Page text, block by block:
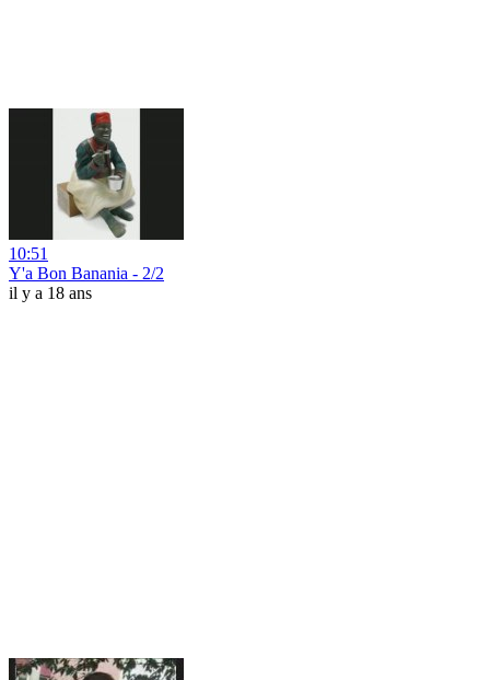
10:51
Y'a Bon Banania - 2/2
il y a 18 ans